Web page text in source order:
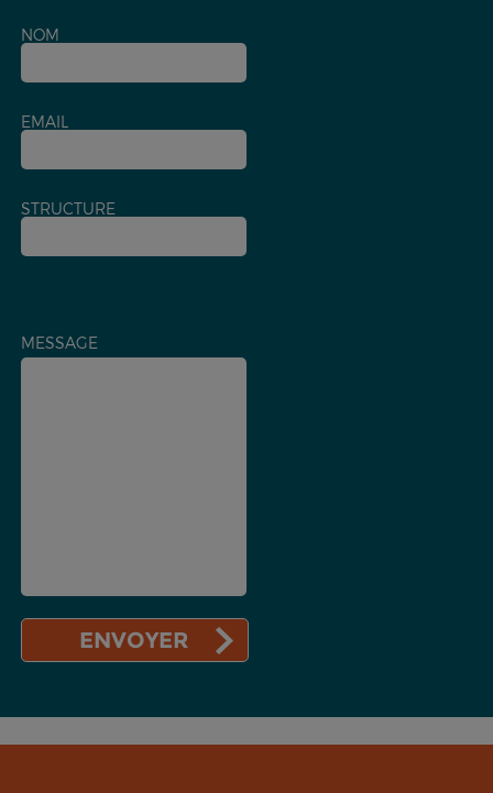
NOM
EMAIL
STRUCTURE
MESSAGE